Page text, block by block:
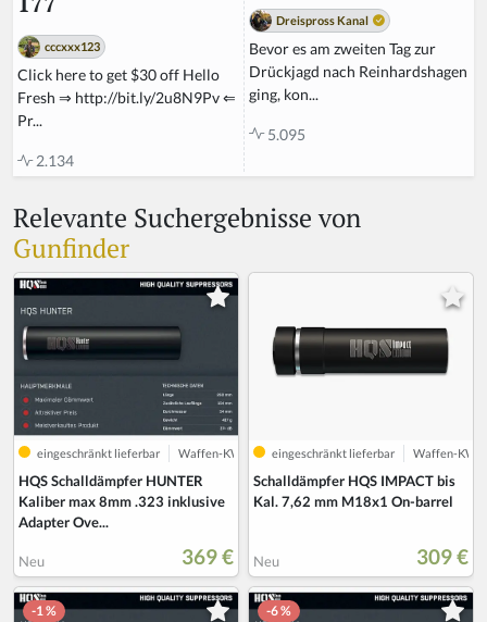
cccxxx123
Click here to get $30 off Hello
Fresh ⇒ http://bit.ly/2u8N9Pv ⇐
Pr...
2.134
Dreispross Kanal
Bevor es am zweiten Tag zur
Drückjagd nach Reinhardshagen
ging, kon...
5.095
Relevante Suchergebnisse von
Gunfinder